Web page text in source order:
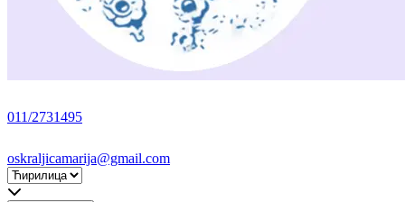
011/2731495
oskraljicamarija@gmail.com